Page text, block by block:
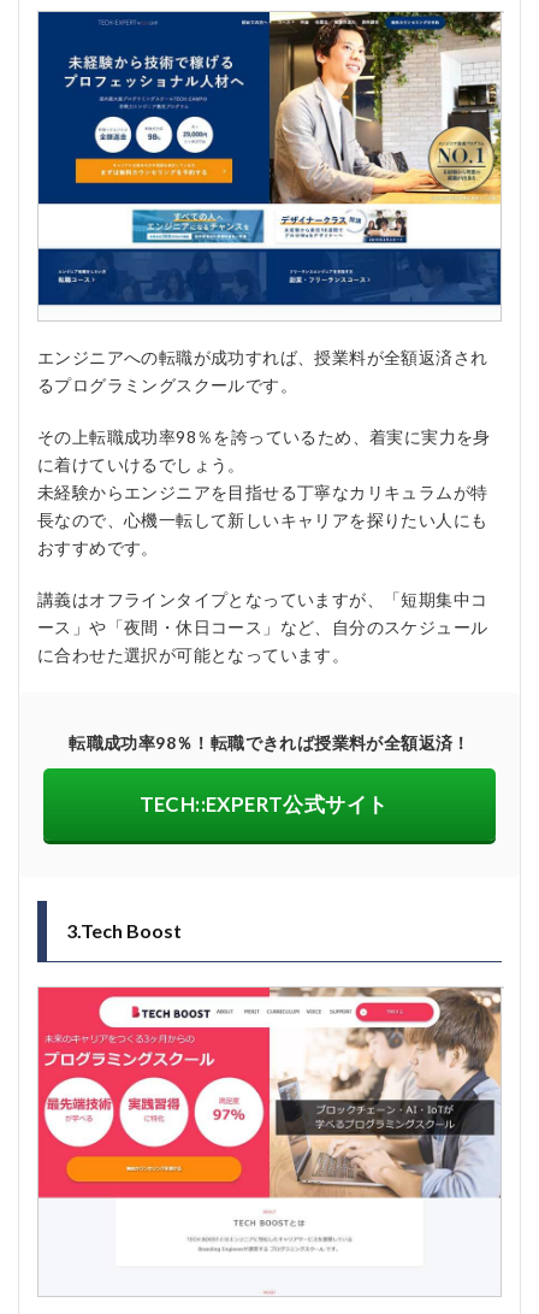
エンジニアへの転職が成功すれば、授業料が全額返済され
るプログラミングスクールです。
その上転職成功率98％を誇っているため、着実に実力を身
に着けていけるでしょう。
未経験からエンジニアを目指せる丁寧なカリキュラムが特
長なので、心機一転して新しいキャリアを探りたい人にも
おすすめです。
講義はオフラインタイプとなっていますが、「短期集中コ
ース」や「夜間・休日コース」など、自分のスケジュール
に合わせた選択が可能となっています。
転職成功率98％！転職できれば授業料が全額返済！
TECH::EXPERT公式サイト
3.Tech Boost